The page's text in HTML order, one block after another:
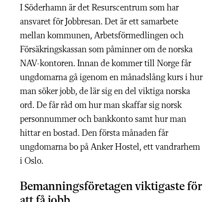
I Söderhamn är det Resurscentrum som har
ansvaret för Jobbresan. Det är ett samarbete
mellan kommunen, Arbetsförmedlingen och
Försäkringskassan som påminner om de norska
NAV-kontoren. Innan de kommer till Norge får
ungdomarna gå igenom en månadslång kurs i hur
man söker jobb, de lär sig en del viktiga norska
ord. De får råd om hur man skaffar sig norsk
personnummer och bankkonto samt hur man
hittar en bostad. Den första månaden får
ungdomarna bo på Anker Hostel, ett vandrarhem
i Oslo.
Bemanningsföretagen viktigaste för